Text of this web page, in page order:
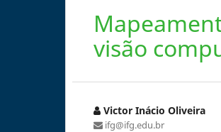
visão
Victor Inácio Oliveira
ifg@ifg.edu.br